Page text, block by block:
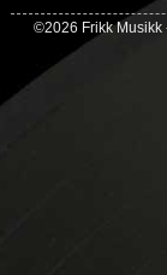
©2026 Frikk Musikk